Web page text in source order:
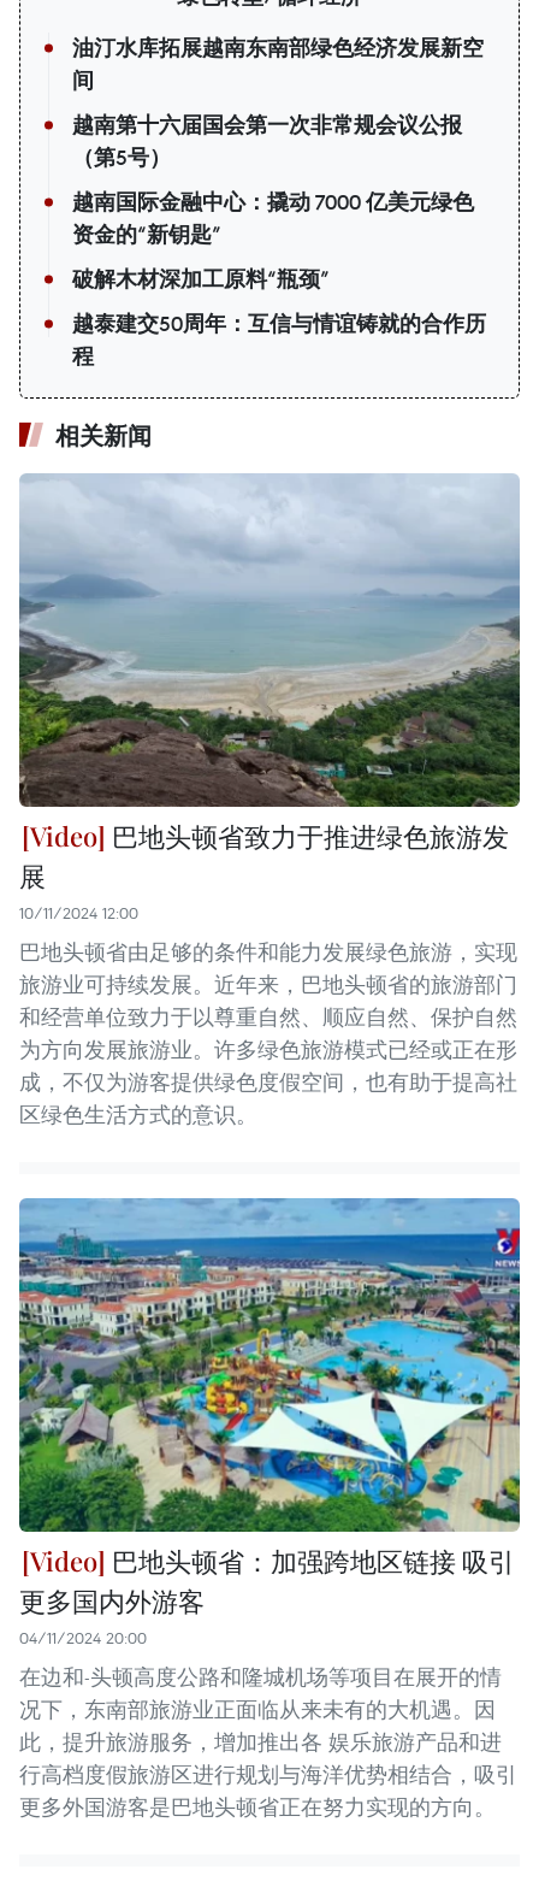
油汀水库拓展越南东南部绿色经济发展新空
间
越南第十六届国会第一次非常规会议公报
（第5号）
越南国际金融中心：撬动 7000 亿美元绿色
资金的“新钥匙”
破解木材深加工原料“瓶颈”
越泰建交50周年：互信与情谊铸就的合作历
程
相关新闻
巴地头顿省致力于推进绿色旅游发
展
10/11/2024 12:00
巴地头顿省由足够的条件和能力发展绿色旅游，实现
旅游业可持续发展。近年来，巴地头顿省的旅游部门
和经营单位致力于以尊重自然、顺应自然、保护自然
为方向发展旅游业。许多绿色旅游模式已经或正在形
成，不仅为游客提供绿色度假空间，也有助于提高社
区绿色生活方式的意识。
巴地头顿省：加强跨地区链接 吸引
更多国内外游客
04/11/2024 20:00
在边和-头顿高度公路和隆城机场等项目在展开的情
况下，东南部旅游业正面临从来未有的大机遇。因
此，提升旅游服务，增加推出各 娱乐旅游产品和进
行高档度假旅游区进行规划与海洋优势相结合，吸引
更多外国游客是巴地头顿省正在努力实现的方向。